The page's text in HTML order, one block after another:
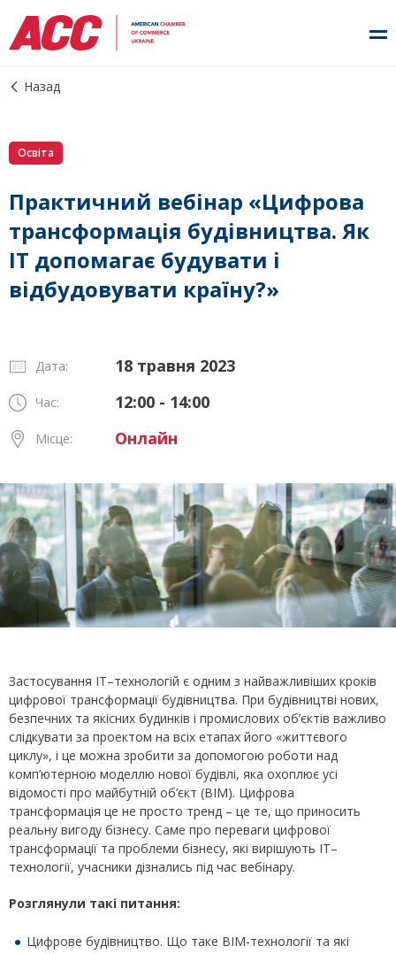
Назад
Освіта
Практичний вебінар «Цифрова
трансформація будівництва. Як
ІТ допомагає будувати і
відбудовувати країну?»
Дата: 18 травня 2023
Час: 12:00 - 14:00
Місце: Онлайн
Застосування IT–технологій є одним з найважливіших кроків
цифрової трансформації будівництва. При будівництві нових,
безпечних та якісних будинків і промислових об’єктів важливо
слідкувати за проектом на всіх етапах його «життєвого
циклу», і це можна зробити за допомогою роботи над
комп’ютерною моделлю нової будівлі, яка охоплює усі
відомості про майбутній об’єкт (BIM). Цифрова
трансформація це не просто тренд – це те, що приносить
реальну вигоду бізнесу. Саме про переваги цифрової
трансформації та проблеми бізнесу, які вирішують IT–
технології, учасники дізнались під час вебінару.
Розглянули такі питання:
Цифрове будівництво. Що таке ВІМ-технології та які